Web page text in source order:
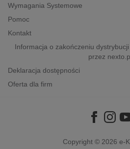
historia
Wymagania Systemowe
Pomoc
Kontakt
Informacja o zakończeniu
przez
Deklaracja dostępności
Oferta dla firm
Copyright © 2026 e-